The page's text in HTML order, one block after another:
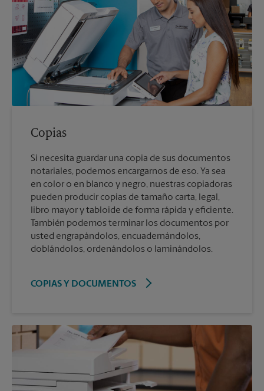
Copias
Si necesita guardar una copia de sus documentos
notariales, podemos encargarnos de eso. Ya sea
en color o en blanco y negro, nuestras copiadoras
pueden producir copias de tamaño carta, legal,
libro mayor y tabloide de forma rápida y eficiente.
También podemos terminar los documentos por
usted engrapándolos, encuadernándolos,
doblándolos, ordenándolos o laminándolos.
COPIAS Y DOCUMENTOS